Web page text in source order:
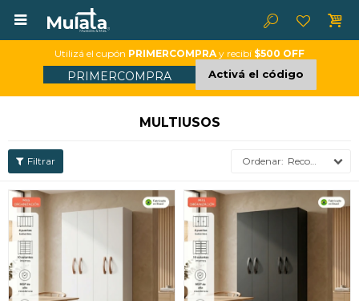

Utilizá el cupón PRIMERCOMPRA y recibí $500 OFF
PRIMERCOMPRA Activá el código
MULTIUSOS
Recomendados